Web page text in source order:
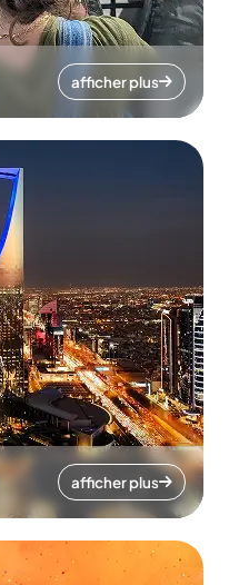
afficher plus
afficher plus